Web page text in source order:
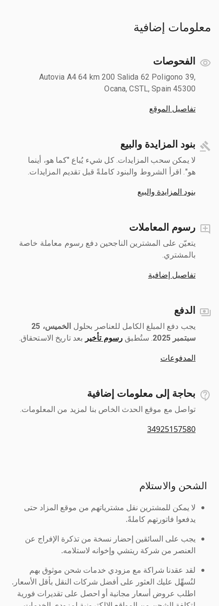
معلومات إضافية
الفحوصات
Autovia A4 64 km 200 Salida 62 Poligono 39,
Ocana, CSTL, Spain 45300
تفاصيل الموقع
بنود المزايدة والبيع
لا يمكن سحب المزايدات. كل شيء يُباع "كما هو، أينما
هو". اقرأ الشروط والبنود كاملةً قبل تقديم المزايدات.
بنود المزايدة والبيع
رسوم المعاملات
يتعيّن على المشترين الناجحين دفع رسوم معاملة خاصة
بالمشتري.
تفاصيل إضافية
الدفع
يجب دفع المبلغ الكامل للعناصر بحلول ‎
الخميس، 25
سبتمبر 2025
‎. ستُطبق رسوم تأخير بعد تاريخ الاستحقاق.
المدفوعات
بحاجة إلى معلومات إضافية
تواصل مع موقع الحدث الخاص بنا لمزيد من المعلومات.
34925157580
الشحن والاستلام
لا يمكن للمشترين نقل مشترياتهم من موقع المزاد حتى
يدفعوا فاتورتهم كاملةً.
يجب على السائقين إحضار نسخة من تذكرة الإفراج عن
العنصر من شركة ريتشي وإخوانه لاستلامه.
لقد عقدنا شراكة مع مزودي خدمات شحن موثوق بهم
لنُسهِّل عليك العثور على أفضل شركات النقل بأقل الأسعار.
اطلب عروض أسعار مجانية أو احصل على تقديرات فورية